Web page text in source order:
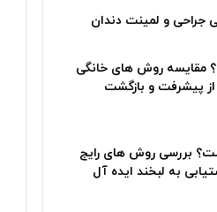
جراحی و لمینت دندان
مقایسه روش های خانگی
از پیشرفت و بازگشت
بررسی روش های رایج
به لبخند ایده آل